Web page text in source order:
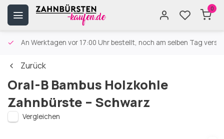
0
An Werktagen vor 17:00 Uhr bestellt, noch am selben Tag
Zurück
Oral-B Bambus Holzkohle
Zahnbürste – Schwarz
Vergleichen